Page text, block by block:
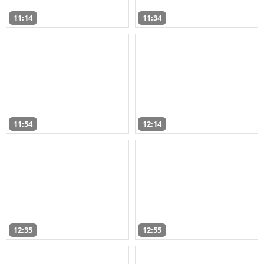
11:14 11:34
11:54 12:14
12:35 12:55